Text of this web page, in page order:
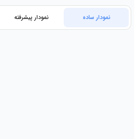
نمودار ساده نمودار پیشرفته